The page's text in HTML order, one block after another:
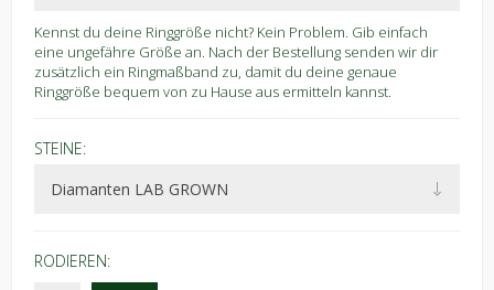
Kennst du deine Ringgröße nicht? Kein Problem. Gib einfach
eine ungefähre Größe an. Nach der Bestellung senden wir dir
zusätzlich ein Ringmaßband zu, damit du deine genaue
Ringgröße bequem von zu Hause aus ermitteln kannst.
STEINE:
RODIEREN: